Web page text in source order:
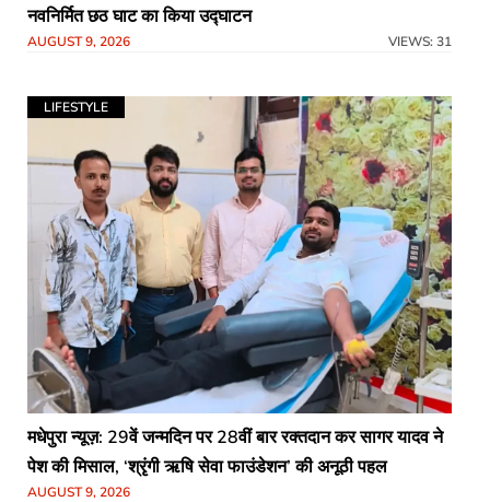
नवनिर्मित छठ घाट का किया उद्घाटन
AUGUST 9, 2026 VIEWS: 31
LIFESTYLE
मधेपुरा न्यूज़: 29वें जन्मदिन पर 28वीं बार रक्तदान कर सागर यादव ने
पेश की मिसाल, ‘श्रृंगी ऋषि सेवा फाउंडेशन’ की अनूठी पहल
AUGUST 9, 2026